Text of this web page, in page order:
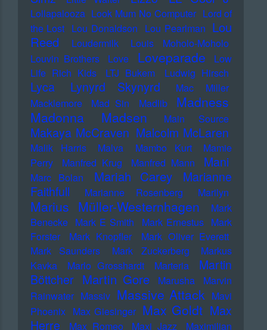
Lollapalooza Look Mum No Computer Lord of
the Lost Lou Donaldson Lou Pearlman Lou
Reed
Loudermilk
Louis Moholo-Moholo
Louvin Brothers
Love Loveparade
Low
Life Rich Kids
LTJ Bukem Ludwig Hirsch
Lyca Lynyrd Skynyrd
Mac Miller
Macklemore
Mad Sin Madlib
Madness
Madonna
Madsen Main Source
Makaya McCraven Malcolm McLaren
Malik Harris Malva Mambo Kurt
Mamie
Perry
Manfred Krug Manfred Mann Mani
Marc Bolan Mariah Carey
Marianne
Faithfull
Marianne Rosenberg Marilyn
Marius Müller-Westernhagen
Mark
Benecke Mark E Smith Mark Ernestus Mark
Forster
Mark Knopfler
Mark Oliver Everett
Mark Saunders
Mark Zuckerberg
Markus
Kavka
Marlo Grosshardt Marteria
Martin
Böttcher Martin Gore Marusha
Marvin
Rainwater Massiv Massive Attack Mavi
Phoenix Max Giesinger Max Goldt Max
Herre
Max Romeo Maxi Jazz
Maximilian